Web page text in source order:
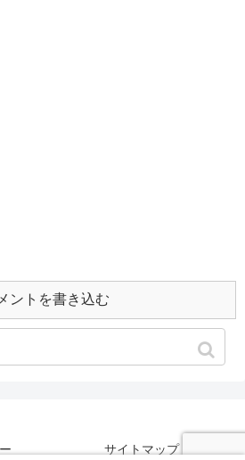
ントを書き込む
サイトマップ